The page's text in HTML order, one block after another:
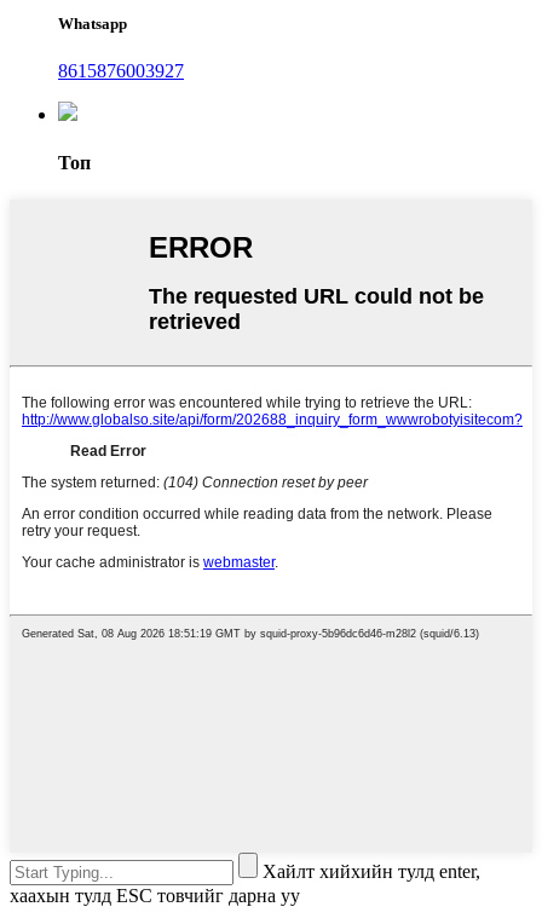
Whatsapp
8615876003927
Топ
Хайлт хийхийн тулд enter,
хаахын тулд ESC товчийг дарна уу